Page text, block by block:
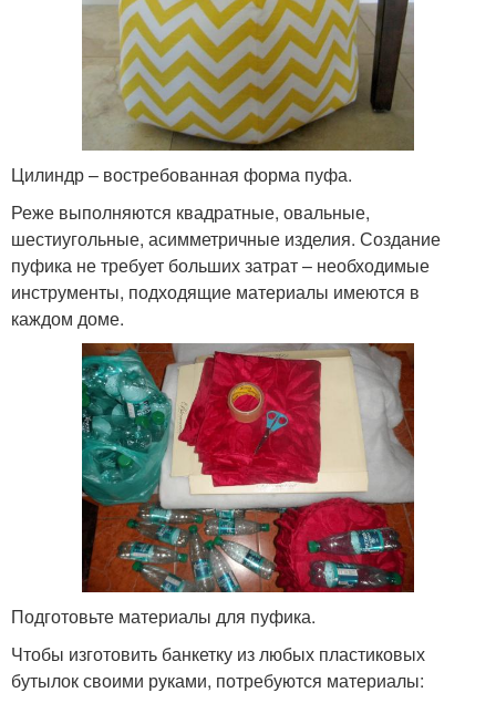
Цилиндр – востребованная форма пуфа.
Реже выполняются квадратные, овальные,
шестиугольные, асимметричные изделия. Создание
пуфика не требует больших затрат – необходимые
инструменты, подходящие материалы имеются в
каждом доме.
Подготовьте материалы для пуфика.
Чтобы изготовить банкетку из любых пластиковых
бутылок своими руками, потребуются материалы: